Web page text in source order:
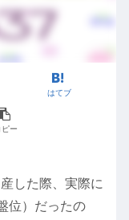
はてブ
ピー
した際、実際に
位）だったの